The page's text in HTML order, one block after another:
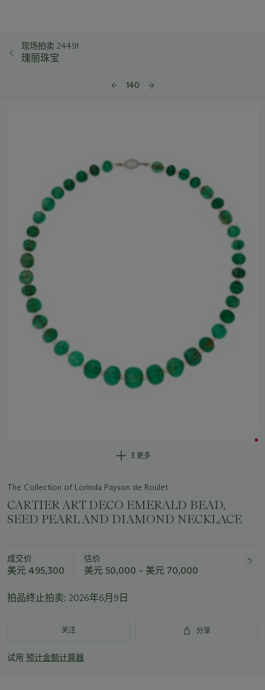
现场拍卖 24491
瑰丽珠宝
140
3 更多
The Collection of Lorinda Payson de Roulet
CARTIER ART DECO EMERALD BEAD,
SEED PEARL AND DIAMOND NECKLACE
成交价
美元 495,300
估价
美元 50,000 – 美元 70,000
拍品终止拍卖: 2026年6月9日
关注 分享
试用 预计金额计算器